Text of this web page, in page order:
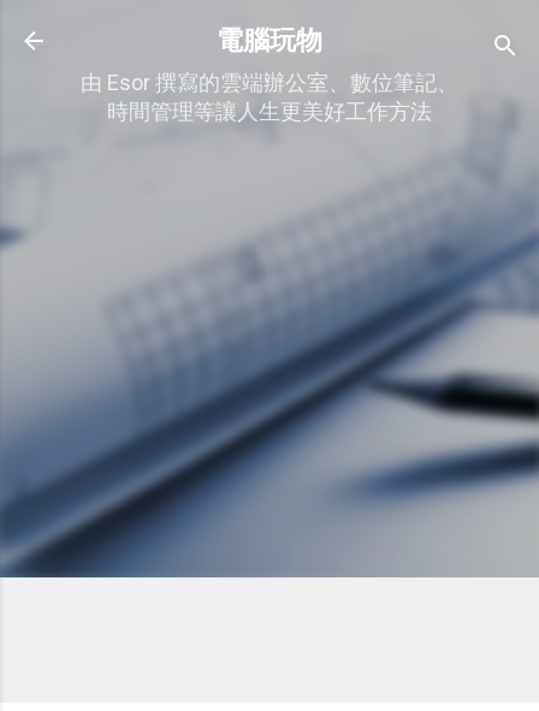
跳到主要內容
電腦玩物
由 Esor 撰寫的雲端辦公室、數位筆記、
時間管理等讓人生更美好工作方法